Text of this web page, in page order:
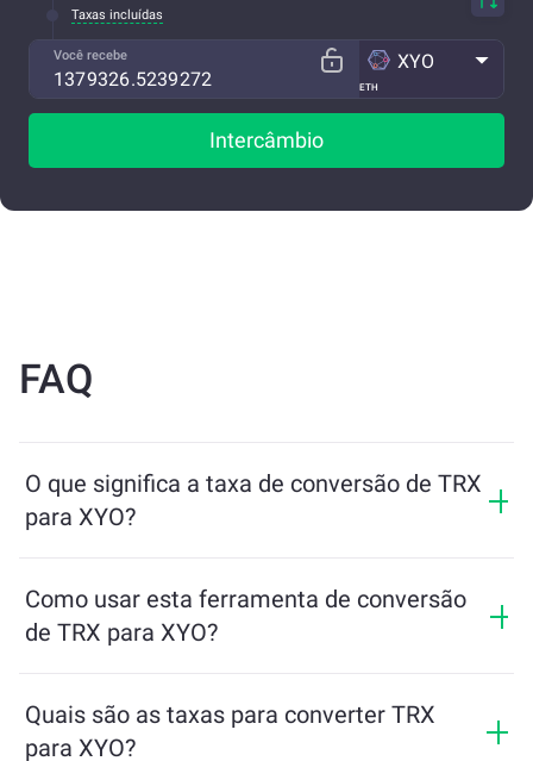
Taxas incluídas
Você recebe
ETH
XYO
Intercâmbio
FAQ
O que significa a taxa de conversão de TRX
para XYO?
receberá em troca de TRX. Essa taxa varia de acordo
com as condições de mercado, a oferta e a demanda, e
a liquidez.
Como usar esta ferramenta de conversão
de TRX para XYO?
a ferramenta calculará o valor estimado de XYO que
você receberá. Depois, siga os passos para concluir a
Quais são as taxas para converter TRX
para XYO?